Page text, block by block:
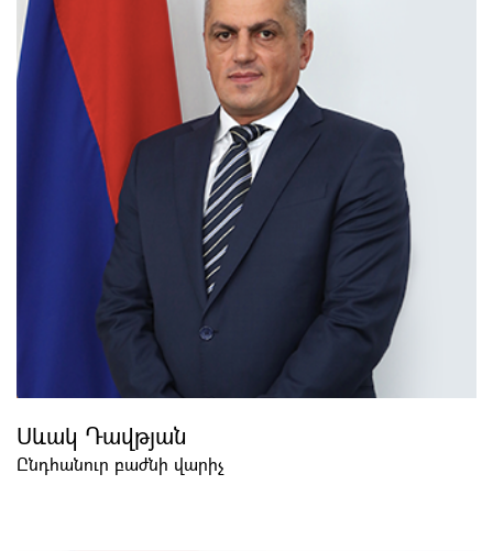
Սևակ Դավթյան
Ընդհանուր բաժնի վարիչ